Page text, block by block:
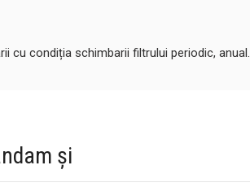
cu condiția schimbarii filtrului periodic, anual.
și